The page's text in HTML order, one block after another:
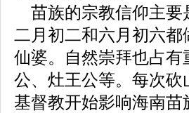
苗族的宗教信仰主要
二月初二和六月初六
仙婆。自然崇拜也占
公、灶王公等。每次砍
基督教开始影响海南苗